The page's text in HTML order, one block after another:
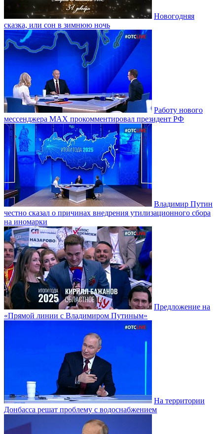
Новогодняя
сказка, или сон в зимнюю ночь
Работу нового
мессенджера MAX прокомментировал президент РФ
Владимир Путин
честно сказал о причинах внедрения утилизационного сбора
на иномарки
Предложение на
«Прямой линии с Владимиром Путиным»
На территории
Донбасса решат проблему с водоснабжением